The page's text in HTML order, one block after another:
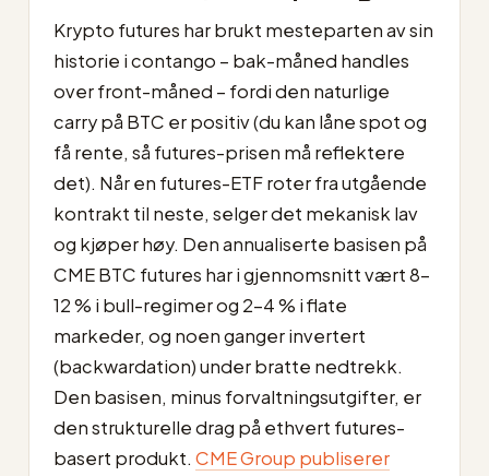
Krypto futures har brukt mesteparten av sin
historie i contango – bak-måned handles
over front-måned – fordi den naturlige
carry på BTC er positiv (du kan låne spot og
få rente, så futures-prisen må reflektere
det). Når en futures-ETF roter fra utgående
kontrakt til neste, selger det mekanisk lav
og kjøper høy. Den annualiserte basisen på
CME BTC futures har i gjennomsnitt vært 8–
12 % i bull-regimer og 2–4 % i flate
markeder, og noen ganger invertert
(backwardation) under bratte nedtrekk.
Den basisen, minus forvaltningsutgifter, er
den strukturelle drag på ethvert futures-
basert produkt. CME Group publiserer